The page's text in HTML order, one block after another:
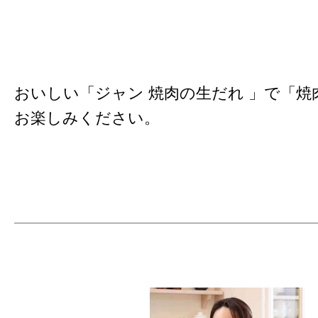
おいしい「ジャン 焼肉の生だれ 」で「
お楽しみください。